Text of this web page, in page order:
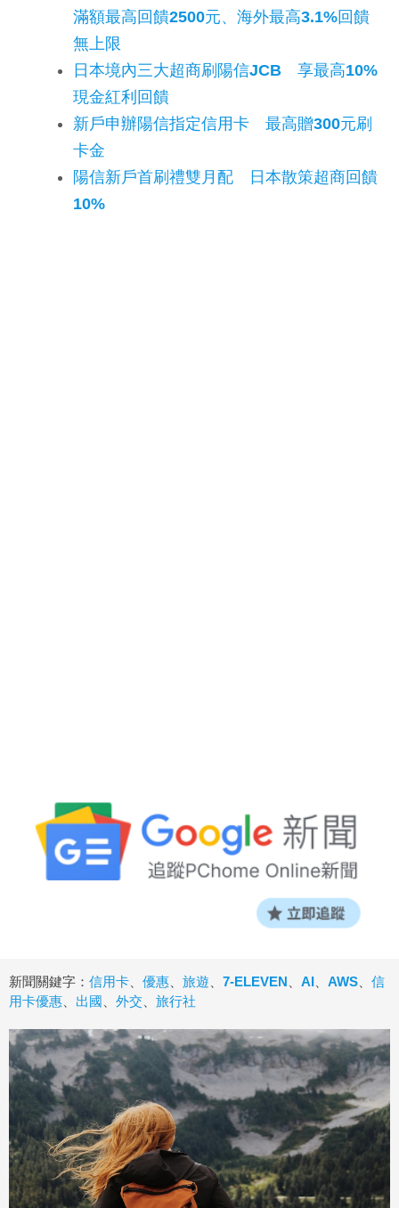
滿額最高回饋2500元、海外最高3.1%回饋
無上限
日本境內三大超商刷陽信JCB 享最高10%
現金紅利回饋
新戶申辦陽信指定信用卡 最高贈300元刷
卡金
陽信新戶首刷禮雙月配 日本散策超商回饋
10%
新聞關鍵字： 信用卡、 優惠、 旅遊、 7-ELEVEN 、 AI 、 AWS、 信
用卡優惠、 出國 、 外交、 旅行社